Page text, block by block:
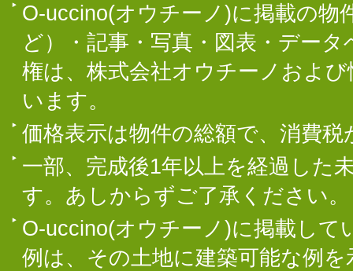
O-uccino(オウチーノ)に掲載の物
ど）・記事・写真・図表・デー
権は、株式会社オウチーノおよ
います。
価格表示は物件の総額で、消費
一部、完成後1年以上を経過した
す。あしからずご了承ください。
O-uccino(オウチーノ)に掲載して
例は、その土地に建築可能な例